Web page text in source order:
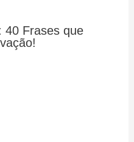
40 Frases que